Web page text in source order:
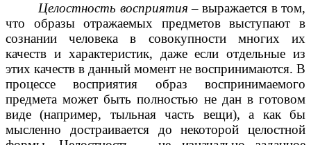
Целостность восприятия – выражается в том,
что образы отражаемых предметов выступают в
сознании человека в совокупности многих их
качеств и характеристик, даже если отдельные из
этих качеств в данный момент не воспринимаются. В
процессе восприятия образ воспринимаемого
предмета может быть полностью не дан в готовом
виде (например, тыльная часть вещи), а как бы
мысленно достраивается до некоторой целостной